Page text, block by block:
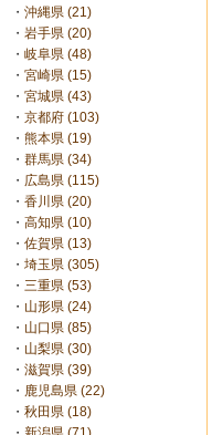
・ 沖縄県 (21)
・ 岩手県 (20)
・ 岐阜県 (48)
・ 宮崎県 (15)
・ 宮城県 (43)
・ 京都府 (103)
・ 熊本県 (19)
・ 群馬県 (34)
・ 広島県 (115)
・ 香川県 (20)
・ 高知県 (10)
・ 佐賀県 (13)
・ 埼玉県 (305)
・ 三重県 (53)
・ 山形県 (24)
・ 山口県 (85)
・ 山梨県 (30)
・ 滋賀県 (39)
・ 鹿児島県 (22)
・ 秋田県 (18)